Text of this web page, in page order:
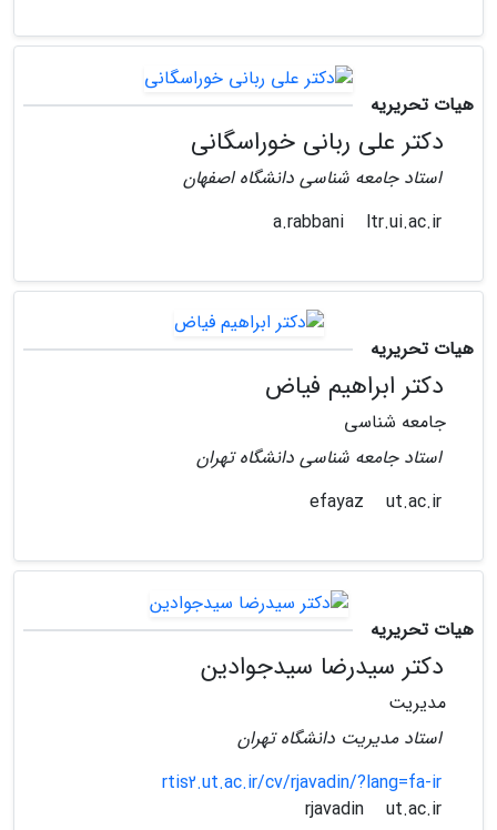
هیات تحریریه
دکتر علی ربانی خوراسگانی
استاد جامعه شناسی دانشگاه اصفهان
ltr.ui.ac.ir
هیات تحریریه
دکتر ابراهیم فیاض
جامعه شناسی
استاد جامعه شناسی دانشگاه تهران
ut.ac.ir
هیات تحریریه
دکتر سیدرضا سیدجوادین
مدیریت
استاد مدیریت دانشگاه تهران
rtis2.ut.ac.ir/cv/rjavadin/?lang=fa-ir
ut.ac.ir